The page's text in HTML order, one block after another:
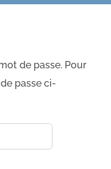
de passe. Pour
passe ci-